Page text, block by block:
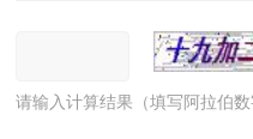
请输入计算结果（填写阿拉伯